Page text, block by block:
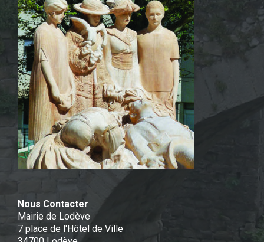
Nous Contacter
Mairie de Lodève
7 place de l'Hôtel de Ville